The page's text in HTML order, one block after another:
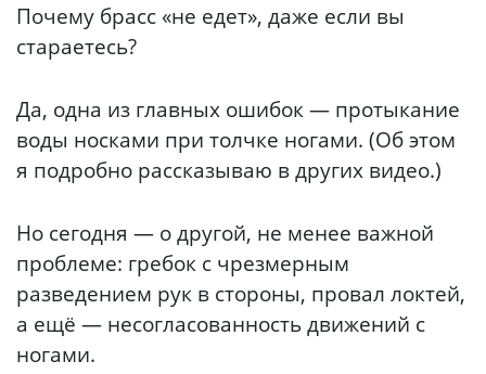
Почему брасс «не едет», даже если вы
стараетесь?
Да, одна из главных ошибок — протыкание
воды носками при толчке ногами. (Об этом
я подробно рассказываю в других видео.)
Но сегодня — о другой, не менее важной
проблеме: гребок с чрезмерным
разведением рук в стороны, провал локтей,
а ещё — несогласованность движений с
ногами.